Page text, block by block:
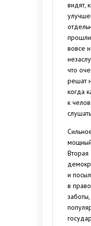
видят,
прошли
вовсе
что
решат
когда
к
мощный
Вторая
и
в